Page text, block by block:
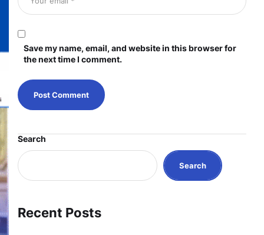
Save my name, email, and website in this browser for
the next time I comment.
Search
Search
Recent Posts